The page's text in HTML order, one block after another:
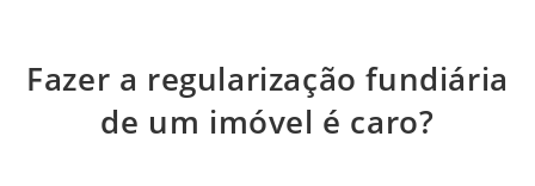
Fazer a regularização fundiária
de um imóvel é caro?